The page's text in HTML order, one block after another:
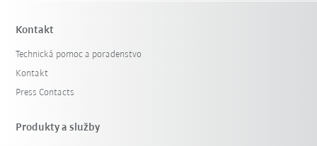
Kontakt
Technická pomoc a poradenstvo
Kontakt
Press Contacts
Produkty a služby